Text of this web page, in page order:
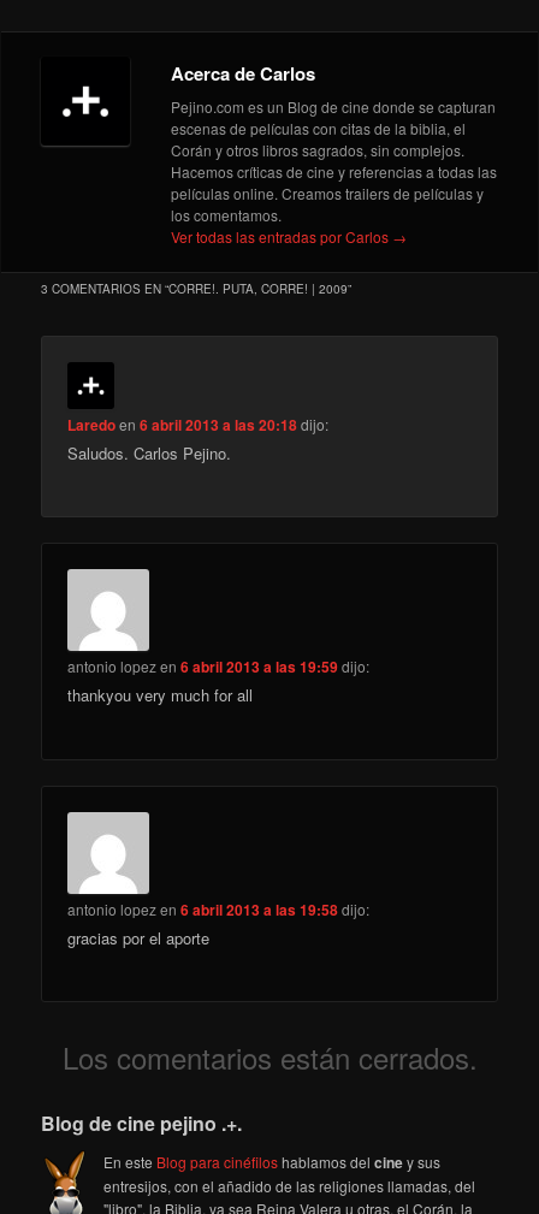
Acerca de Carlos
Pejino.com es un Blog de cine donde se capturan
escenas de películas con citas de la biblia, el
Corán y otros libros sagrados, sin complejos.
Hacemos críticas de cine y referencias a todas las
películas online. Creamos trailers de películas y
los comentamos.
Ver todas las entradas por Carlos →
3 COMENTARIOS EN “CORRE!. PUTA, CORRE! | 2009”
Laredoen6 abril 2013 a las 20:18dijo:
Saludos. Carlos Pejino.
antonio lopezen6 abril 2013 a las 19:59dijo:
thankyou very much for all
antonio lopezen6 abril 2013 a las 19:58dijo:
gracias por el aporte
Los comentarios están cerrados.
Blog de cine pejino .+.
En este Blog para cinéfiloshablamos delciney sus
entresijos, con el añadido de las religiones llamadas, del
"libro", la Biblia, ya sea Reina Valera u otras, el Corán, la